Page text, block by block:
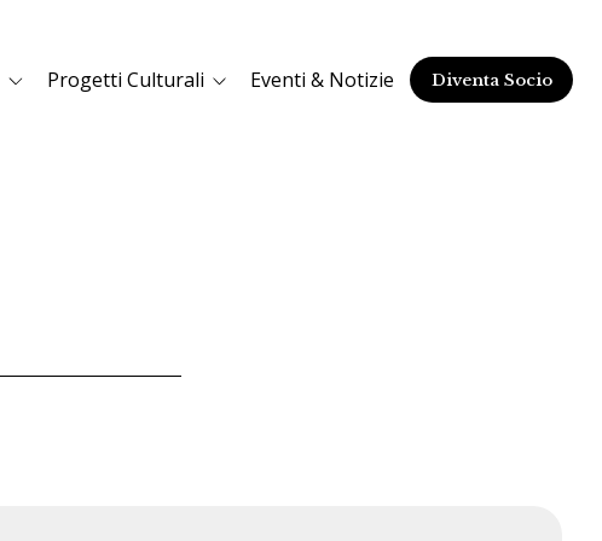
Progetti Culturali Eventi & Notizie Diventa Socio